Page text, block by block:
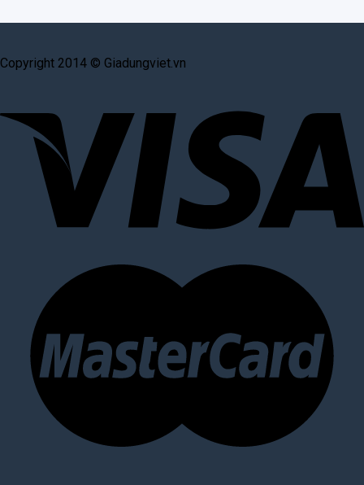
Copyright 2014 © Giadungviet.vn